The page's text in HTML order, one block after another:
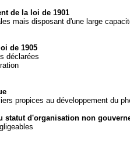
de la loi de 1901
mais disposant d'une large
de 1905
déclarées
propices au développement du
statut d'organisation non